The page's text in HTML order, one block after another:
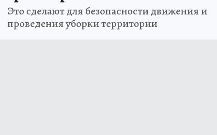
Это сделают для безопасности движения и
проведения уборки территории